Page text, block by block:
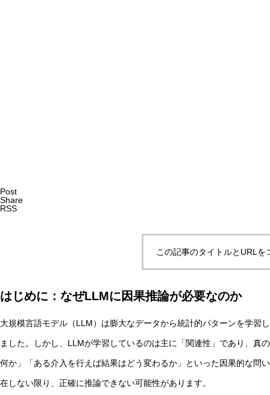
自律型AIエージェントと観測者の違いとは？統一理論枠組
Post
Share
RSS
この記事のタイトルとURLを
はじめに：なぜLLMに因果推論が必要なのか
大規模言語モデル（LLM）は膨大なデータから統計的パターンを学習
ました。しかし、LLMが学習しているのは主に「関連性」であり、真
何か」「ある介入を行えば結果はどう変わるか」といった因果的な問
在しない限り、正確に推論できない可能性があります。